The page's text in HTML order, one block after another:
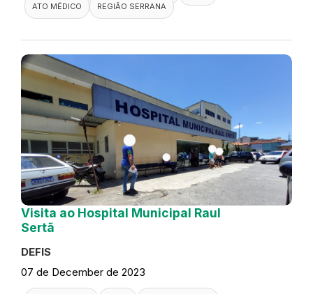
ATO MÉDICO
REGIÃO SERRANA
Visita ao Hospital Municipal Raul
Sertã
DEFIS
07 de December de 2023